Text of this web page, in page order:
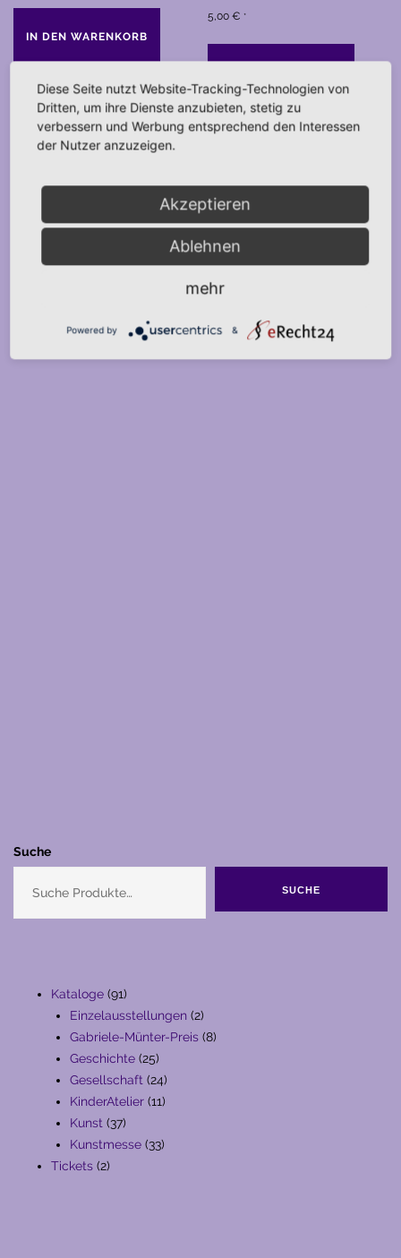
IN DEN WARENKORB
5,00€ *
Warenkorb
Suche
SUCHE
Kataloge 9191
Produkte
Einzelausstellungen 22
Produkte
Gabriele-Münter-Preis 88
Geschichte 2525
Produkte
Gesellschaft 2424
Produkte
KinderAtelier 1111
Kunst 3737
Produkte
Kunstmesse 3333
Tickets 22
Diese Seite nutzt Website-Tracking-Technologien von
Dritten, um ihre Dienste anzubieten, stetig zu
verbessern und Werbung entsprechend den Interessen
der Nutzer anzuzeigen.
Akzeptieren
Ablehnen
mehr
Powered by &